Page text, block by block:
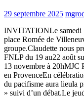
29 septembre 2025
INVITATIONLe samedi
place Romée de
groupe.Claudette nous
FNLP du 19 au22 août
13 novembre à 20hMJC
en ProvenceEn
du pacifisme aura lieula
» suivi d’un débat.Le